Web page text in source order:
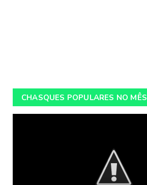
CHASQUES POPULARES NO MÊS